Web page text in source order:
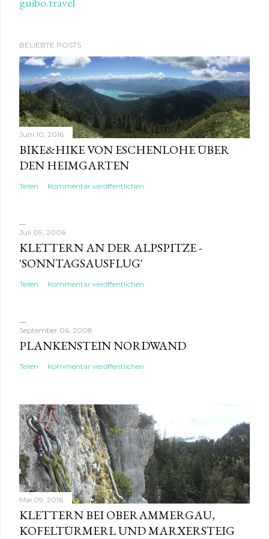
BELIEBTE POSTS
Juni 10, 2016
BIKE&HIKE VON ESCHENLOHE ÜBER
DEN HEIMGARTEN
Teilen Kommentar veröffentlichen
Juli 09, 2006
KLETTERN AN DER ALPSPITZE -
'SONNTAGSAUSFLUG'
Teilen Kommentar veröffentlichen
September 06, 2008
PLANKENSTEIN NORDWAND
Teilen Kommentar veröffentlichen
Mai 09, 2016
KLETTERN BEI OBERAMMERGAU,
KOFELTÜRMERL UND MARXERSTEIG